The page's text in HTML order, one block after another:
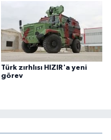
Türk zırhlısı HIZIR'a yeni
görev